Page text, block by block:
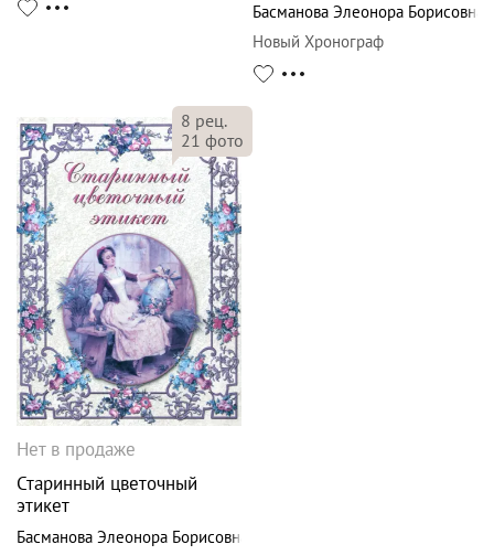
Басманова Элеонора Борисовна
Новый Хронограф
8 рец.
21 фото
Нет в продаже
Старинный цветочный
этикет
Басманова Элеонора Борисовна